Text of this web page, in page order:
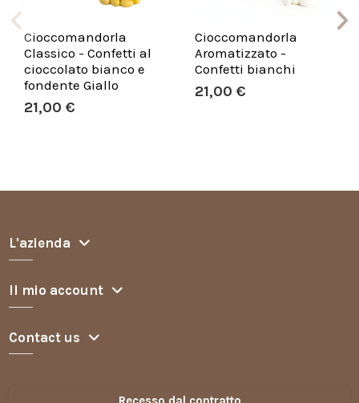
Cioccomandorla
Classico - Confetti al
cioccolato bianco e
fondente Giallo
21,00 €
Cioccomandorla
Aromatizzato -
Confetti bianchi
21,00 €
L'azienda
Il mio account
Contact us